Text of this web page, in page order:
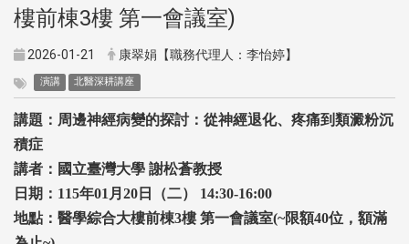
樓前棟3樓 第一會議室)
2026-01-21 康翠娟【職務代理人：李怡婷】
演講 北醫深耕講座
講題 ：周邊神經病變的探討：從神經退化、疼痛到類澱粉沉
積症
講者：國立臺灣大學 謝松蒼教授
日期： 115年01 月 20 日（二）
14:30-16:00
地點：醫學綜合大樓前棟3樓 第一會議室(~限額40位，額滿